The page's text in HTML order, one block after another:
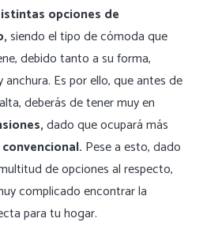
opciones de
siendo el tipo de cómoda que
debido tanto a su forma,
Es por ello, que antes de
deberás de tener muy en
dado que ocupará más
Pese a esto, dado
de opciones al respecto,
complicado encontrar la
para tu hogar.